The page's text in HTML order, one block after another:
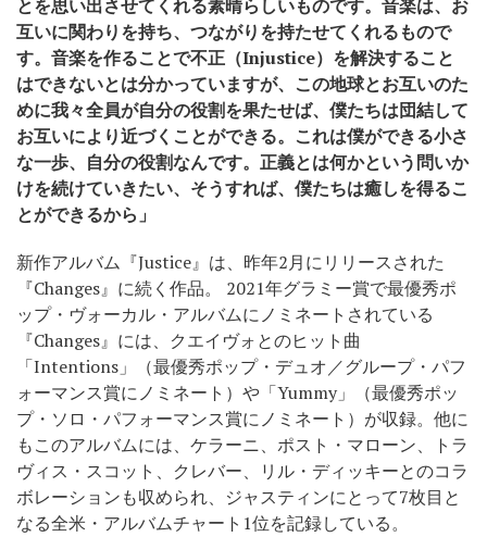
とを思い出させてくれる素晴らしいものです。音楽は、お
互いに関わりを持ち、つながりを持たせてくれるもので
す。音楽を作ることで不正（Injustice）を解決すること
はできないとは分かっていますが、この地球とお互いのた
めに我々全員が自分の役割を果たせば、僕たちは団結して
お互いにより近づくことができる。これは僕ができる小さ
な一歩、自分の役割なんです。正義とは何かという問いか
けを続けていきたい、そうすれば、僕たちは癒しを得るこ
とができるから」
新作アルバム『Justice』は、昨年2月にリリースされた
『Changes』に続く作品。 2021年グラミー賞で最優秀ポ
ップ・ヴォーカル・アルバムにノミネートされている
『Changes』には、クエイヴォとのヒット曲
「Intentions」（最優秀ポップ・デュオ／グループ・パフ
ォーマンス賞にノミネート）や「Yummy」（最優秀ポッ
プ・ソロ・パフォーマンス賞にノミネート）が収録。他に
もこのアルバムには、ケラーニ、ポスト・マローン、トラ
ヴィス・スコット、クレバー、リル・ディッキーとのコラ
ボレーションも収められ、ジャスティンにとって7枚目と
なる全米・アルバムチャート1位を記録している。